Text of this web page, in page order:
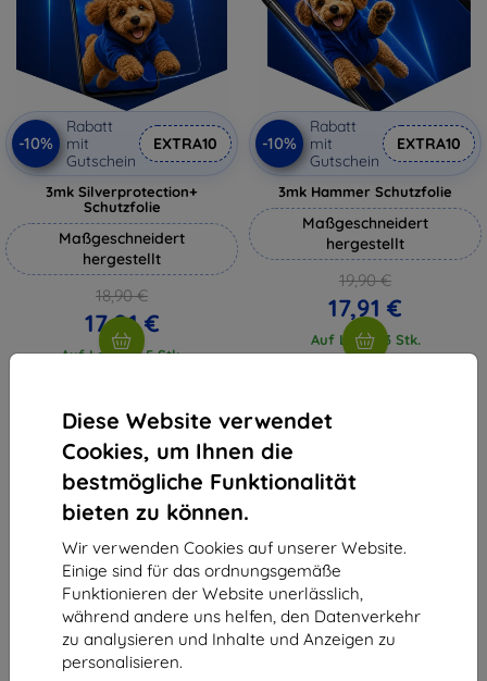
Diese Website verwendet
Cookies, um Ihnen die
bestmögliche Funktionalität
bieten zu können.
Wir verwenden Cookies auf unserer Website.
Einige sind für das ordnungsgemäße
Funktionieren der Website unerlässlich,
während andere uns helfen, den Datenverkehr
zu analysieren und Inhalte und Anzeigen zu
personalisieren.
-10%
Rabatt
mit
Gutschein
EXTRA10
3mk Silverprotection+
Schutzfolie
Maßgeschneidert
hergestellt
18,90 €
17,01 €
Auf Lager > 5 Stk.
-10%
Rabatt
mit
Gutschein
EXTRA10
3mk Hammer Schutzfolie
Maßgeschneidert
hergestellt
19,90 €
17,91 €
Auf Lager 3 Stk.
vom ganzen
Shield-Sk s.r.o.